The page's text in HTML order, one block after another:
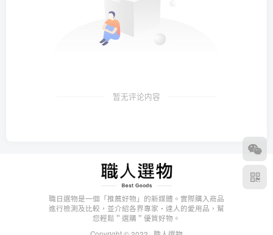
暂无评论内容
職日選物是一個「推薦好物」的新媒體。實際購入商品
進行檢測及比較，並介紹各界專家・達人的愛用品，幫
您輕鬆＂選購＂優質好物。